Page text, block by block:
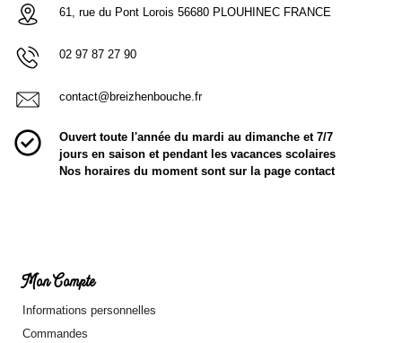
61, rue du Pont Lorois 56680 PLOUHINEC FRANCE
02 97 87 27 90
contact@breizhenbouche.fr
Ouvert toute l'année du mardi au dimanche et 7/7
jours en saison et pendant les vacances scolaires
Nos horaires du moment sont sur la page contact
Mon Compte
Informations personnelles
Commandes